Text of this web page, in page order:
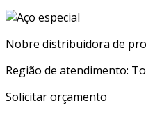
Nobre distribuidora de
Região de atendimento:
Solicitar orçamento